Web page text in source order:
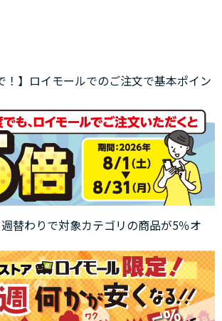
！】ロイモールでのご注文で基本ポイン
替わりで対象カテゴリの商品が5％オ